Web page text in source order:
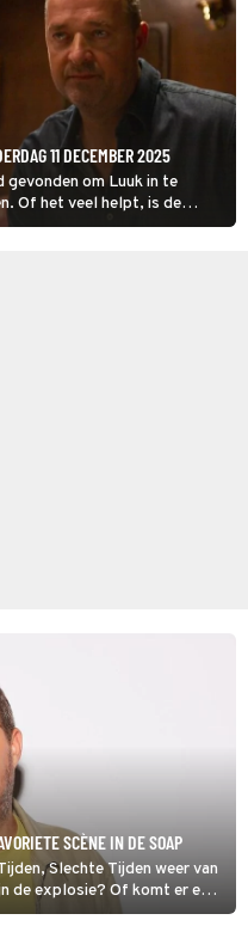
11 DECEMBER 2025
gevonden om Luuk in te
Of het veel helpt, is de
weigert Luuk Jurre ook
SCÈNE IN DE SOAP
Slechte Tijden weer van
de explosie? Of komt er een
personages. Dat is de vraag.